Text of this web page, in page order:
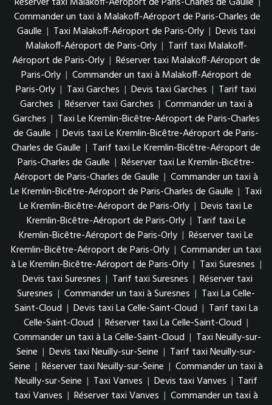
Commander un taxi à Malakoff-Aéroport de Paris-Charles de
Gaulle | Taxi Malakoff-Aéroport de Paris-Orly | Devis taxi
Malakoff-Aéroport de Paris-Orly | Tarif taxi Malakoff-
Aéroport de Paris-Orly | Réserver taxi Malakoff-Aéroport de
Paris-Orly | Commander un taxi à Malakoff-Aéroport de
Paris-Orly | Taxi Garches | Devis taxi Garches | Tarif taxi
Garches | Réserver taxi Garches | Commander un taxi à
Garches | Taxi Le Kremlin-Bicêtre-Aéroport de Paris-Charles
de Gaulle | Devis taxi Le Kremlin-Bicêtre-Aéroport de Paris-
Charles de Gaulle | Tarif taxi Le Kremlin-Bicêtre-Aéroport de
Paris-Charles de Gaulle | Réserver taxi Le Kremlin-Bicêtre-
Aéroport de Paris-Charles de Gaulle | Commander un taxi à
Le Kremlin-Bicêtre-Aéroport de Paris-Charles de Gaulle | Taxi
Le Kremlin-Bicêtre-Aéroport de Paris-Orly | Devis taxi Le
Kremlin-Bicêtre-Aéroport de Paris-Orly | Tarif taxi Le
Kremlin-Bicêtre-Aéroport de Paris-Orly | Réserver taxi Le
Kremlin-Bicêtre-Aéroport de Paris-Orly | Commander un taxi
à Le Kremlin-Bicêtre-Aéroport de Paris-Orly | Taxi Suresnes |
Devis taxi Suresnes | Tarif taxi Suresnes | Réserver taxi
Suresnes | Commander un taxi à Suresnes | Taxi La Celle-
Saint-Cloud | Devis taxi La Celle-Saint-Cloud | Tarif taxi La
Celle-Saint-Cloud | Réserver taxi La Celle-Saint-Cloud |
Commander un taxi à La Celle-Saint-Cloud | Taxi Neuilly-sur-
Seine | Devis taxi Neuilly-sur-Seine | Tarif taxi Neuilly-sur-
Seine | Réserver taxi Neuilly-sur-Seine | Commander un taxi à
Neuilly-sur-Seine | Taxi Vanves | Devis taxi Vanves | Tarif
taxi Vanves | Réserver taxi Vanves | Commander un taxi à